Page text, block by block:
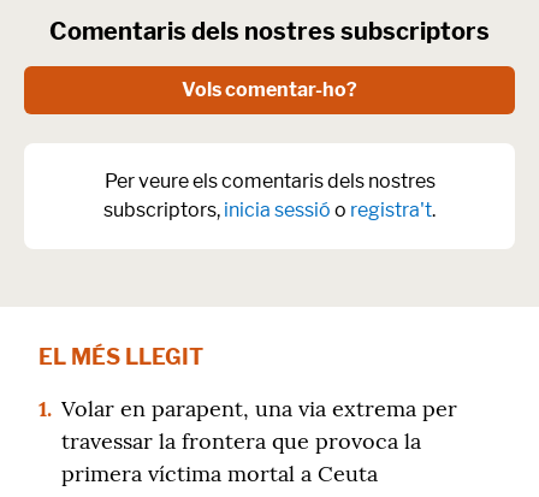
Comentaris dels nostres subscriptors
Vols comentar-ho?
Per veure els comentaris dels nostres
subscriptors, inicia sessió o registra't.
EL MÉS LLEGIT
1. Volar en parapent, una via extrema per
travessar la frontera que provoca la
primera víctima mortal a Ceuta